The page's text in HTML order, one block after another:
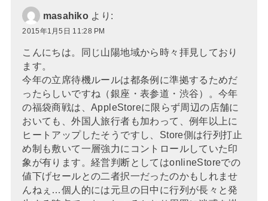
masahiko より:
2015年1月5日 11:28 PM
こんにちは。同じ山陽地域から時々拝見しており
ます。
今年の立席待機ルールは都条例に準拠するためだ
ったらしいですね（銀座・表参道・渋谷）。今年
の福袋商戦は、AppleStoreに限らず周辺の店舗に
おいても、外国人旅行者も加わって、例年以上に
ヒートアップしたそうですし、Store側は行列打止
め制も敷いて一層強力にコントロールしていた印
象が有ります。経営判断としてはonlineStoreでの
値下げセールとの二者択一だったのかもしれませ
んねぇ…個人的には元旦の日中に行列が長々と発